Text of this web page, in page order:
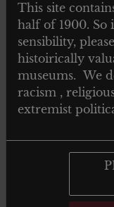
Abzeichen 1
Vereidigung
This site
half of 1900. So
sensibility,
histoirically
museums. We
racism ,
extremist